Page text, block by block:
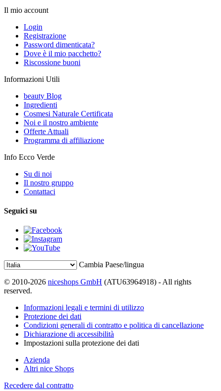
Il mio account
Login
Registrazione
Password dimenticata?
Dove è il mio pacchetto?
Riscossione buoni
Informazioni Utili
beauty Blog
Ingredienti
Cosmesi Naturale Certificata
Noi e il nostro ambiente
Offerte Attuali
Programma di affiliazione
Info Ecco Verde
Su di noi
Il nostro gruppo
Contattaci
Seguici su
Cambia Paese/lingua
© 2010-2026 niceshops GmbH (ATU63964918) - All rights
reserved.
Informazioni legali e termini di utilizzo
Protezione dei dati
Condizioni generali di contratto e politica di cancellazione
Dichiarazione di accessibilità
Impostazioni sulla protezione dei dati
Azienda
Altri nice Shops
Recedere dal contratto